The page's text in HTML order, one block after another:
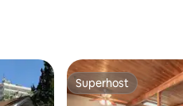
Superhost
Superhost